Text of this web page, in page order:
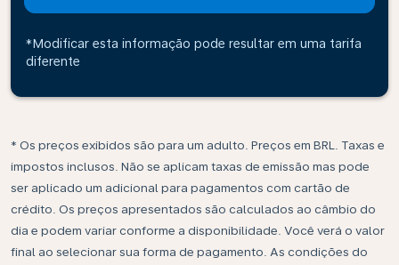
*Modificar esta informação pode resultar em uma tarifa
diferente
* Os preços exibidos são para um adulto. Preços em BRL. Taxas e
impostos inclusos. Não se aplicam taxas de emissão mas pode
ser aplicado um adicional para pagamentos com cartão de
crédito. Os preços apresentados são calculados ao câmbio do
dia e podem variar conforme a disponibilidade. Você verá o valor
final ao selecionar sua forma de pagamento. As condições do